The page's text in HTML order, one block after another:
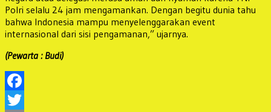
Polri selalu 24 jam mengamankan. Dengan begitu dunia tahu
bahwa Indonesia mampu menyelenggarakan event
internasional dari sisi pengamanan,” ujarnya.
(Pewarta : Budi)
Facebook